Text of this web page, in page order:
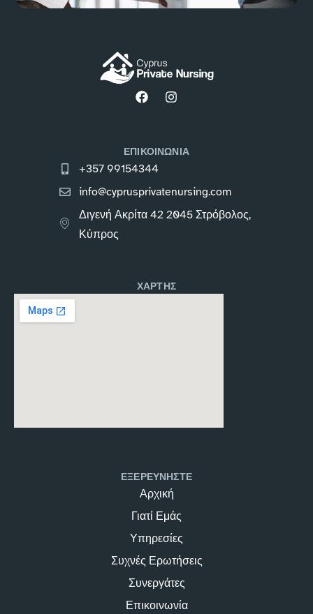
ΕΠΙΚΟΙΝΩΝΙΑ
+357 99154344
info@cyprusprivatenursing.com
Διγενή Ακρίτα 42 2045 Στρόβολος,
Κύπρος
ΧΑΡΤΗΣ
ΕΞΕΡΕΥΝΗΣΤΕ
Αρχική
Γιατί Εμάς
Υπηρεσίες
Συχνές Ερωτήσεις
Συνεργάτες
Επικοινωνία